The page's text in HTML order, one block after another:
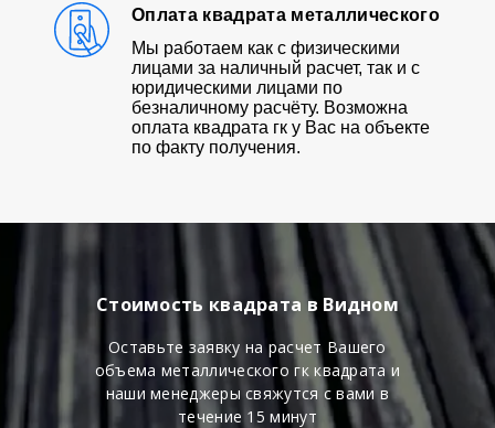
Оплата квадрата металлического
Мы работаем как с физическими
лицами за наличный расчет, так и с
юридическими лицами по
безналичному расчёту. Возможна
оплата квадрата гк у Вас на объекте
по факту получения.
Стоимость квадрата в Видном
Оставьте заявку на расчет Вашего
объема металлического гк квадрата и
наши менеджеры свяжутся с вами в
течение 15 минут